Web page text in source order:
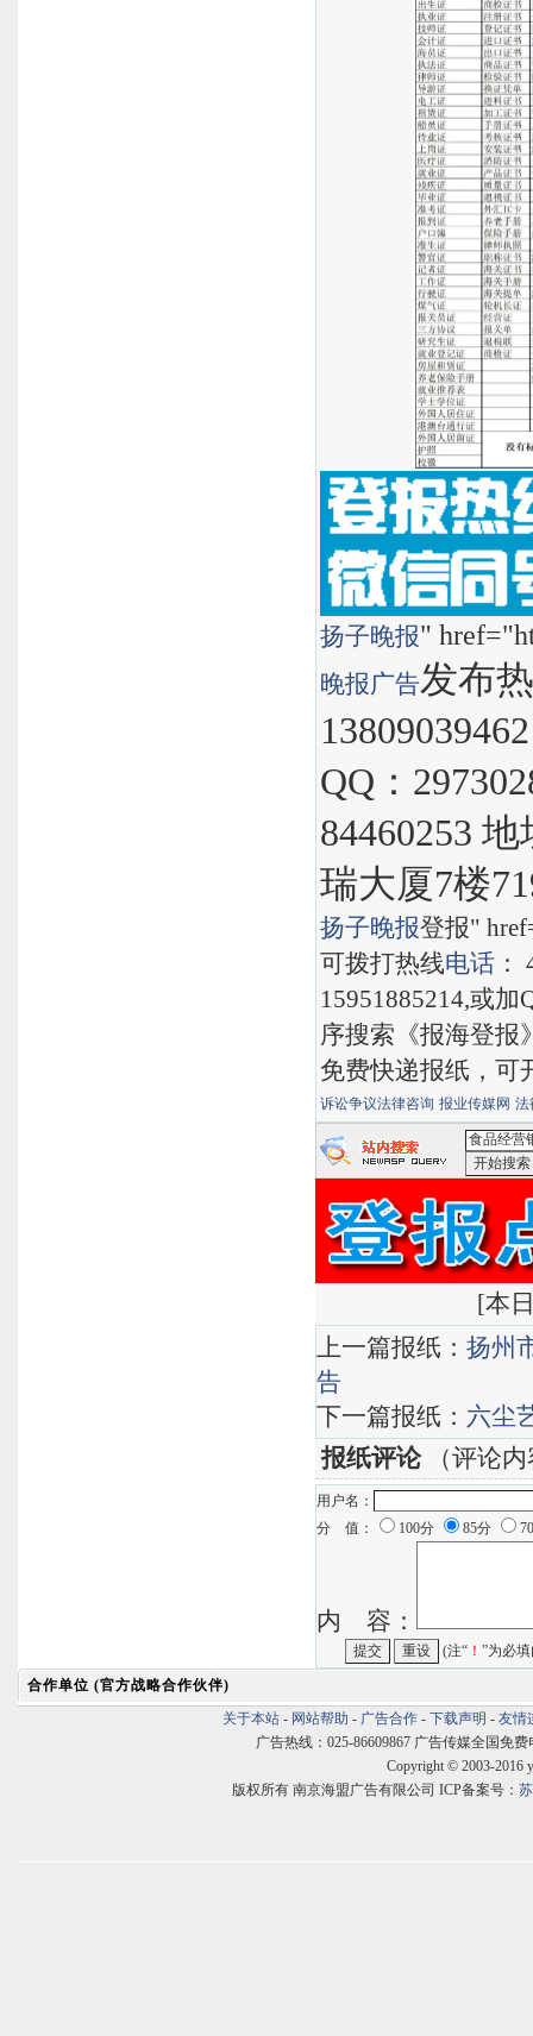
扬子晚报"
晚报广告发布
QQ：
84460253
瑞大厦7楼
扬子晚报登报"
可拨打热线电话
15951885214,或
序搜索《报海登报
免费快递报纸，可
诉讼争议法律咨询 报业传媒网 法
有道搜索
[本
上一篇报纸： 扬州
告
下一篇报纸： 六尘
报纸评论（评论内
用户名：
分 值：
100分 85分
内 容：
(注“ ！ ”为必
合作单位 (官方战略合作伙伴)
关于本站 - 网站帮助 - 广告合作 - 下载声明 - 友情
广告热线：025-86609867 广告传媒全国免费
Copyright © 2003-2016
版权所有 南京海盟广告有限公司 ICP备案号：